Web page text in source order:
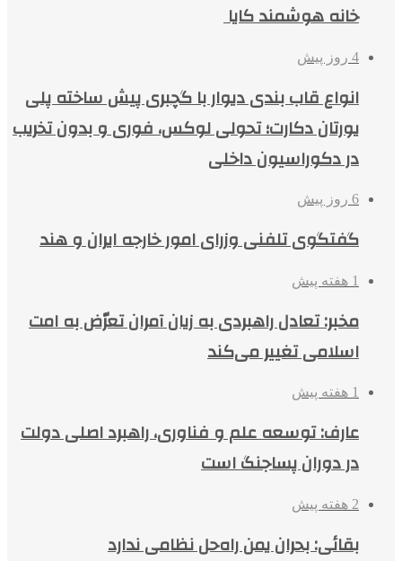
خانه هوشمند کایا
4 روز پیش
انواع قاب بندی دیوار با گچبری پیش ساخته پلی
یورتان دکارت؛ تحولی لوکس، فوری و بدون تخریب
در دکوراسیون داخلی
6 روز پیش
گفتگوی تلفنی وزرای امور خارجه ایران و هند
1 هفته پیش
مخبر: تعادل راهبردی به زیان آمران تعرّض به امت
اسلامی تغییر می‌کند
1 هفته پیش
عارف: توسعه علم و فناوری، راهبرد اصلی دولت
در دوران پساجنگ است
2 هفته پیش
بقائی: بحران یمن راه‌حل نظامی ندارد